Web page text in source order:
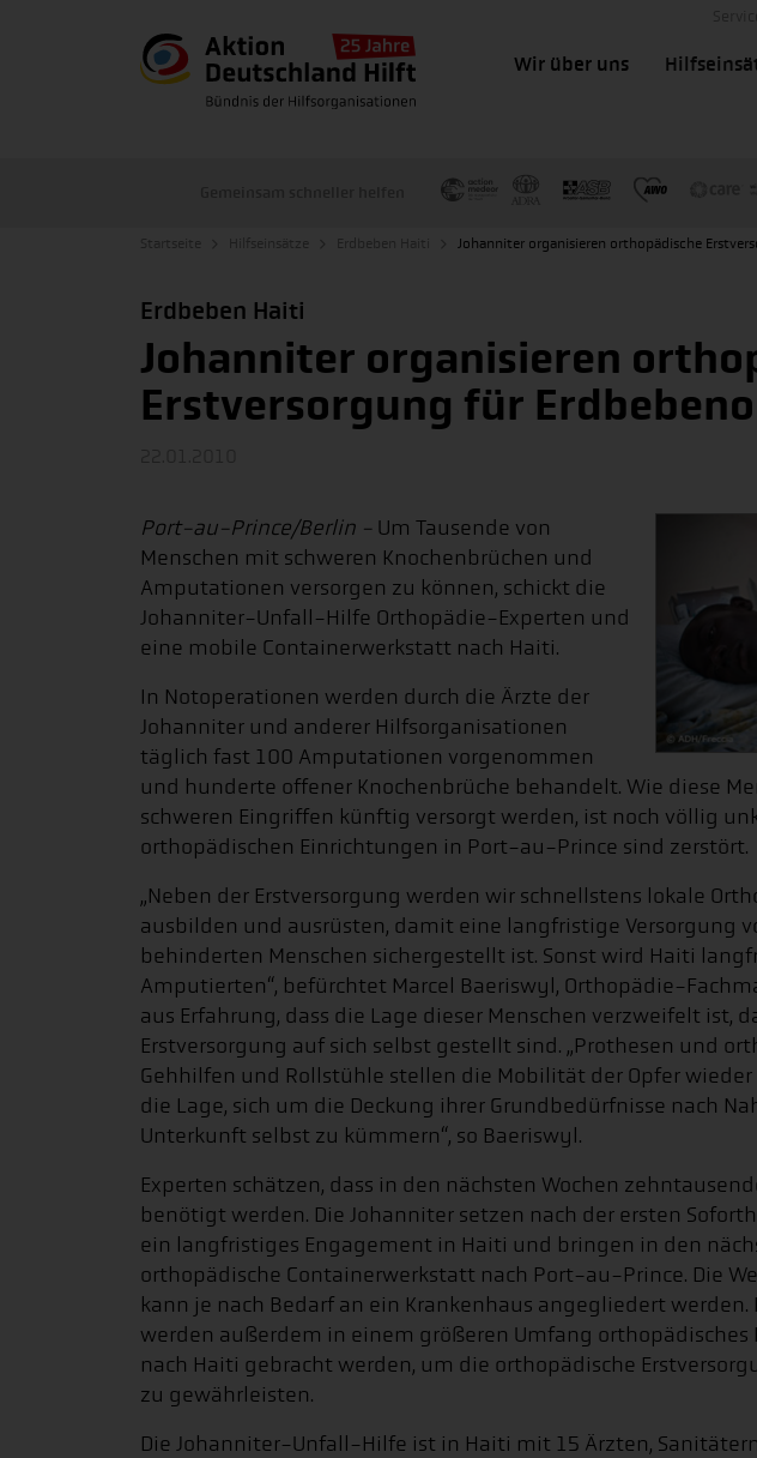
Wir über uns
Johanniter organisieren orthopädische
Erdbeben Haiti
Johanniter organisieren
Erstversorgung für
Port-au-Prince/Berlin - Um Tausende von
Menschen mit schweren Knochenbrüchen und
Amputationen versorgen zu können, schickt die
Johanniter-Unfall-Hilfe Orthopädie-Experten und
eine mobile Containerwerkstatt nach Haiti.
In Notoperationen werden durch die Ärzte der
Johanniter und anderer Hilfsorganisationen
täglich fast 100 Amputationen vorgenommen
und hunderte offener Knochenbrüche behandelt. Wie diese
schweren Eingriffen künftig versorgt werden, ist noch völlig
orthopädischen Einrichtungen in Port-au-Prince sind zerstört.
„Neben der Erstversorgung werden wir schnellstens lokale
ausbilden und ausrüsten, damit eine langfristige Versorgung
behinderten Menschen sichergestellt ist. Sonst wird Haiti
Amputierten“, befürchtet Marcel Baeriswyl, Orthopädie-
aus Erfahrung, dass die Lage dieser Menschen verzweifelt ist,
Erstversorgung auf sich selbst gestellt sind. „Prothesen und
Gehhilfen und Rollstühle stellen die Mobilität der Opfer
die Lage, sich um die Deckung ihrer Grundbedürfnisse nach
Unterkunft selbst zu kümmern“, so Baeriswyl.
Experten schätzen, dass in den nächsten Wochen
benötigt werden. Die Johanniter setzen nach der ersten
ein langfristiges Engagement in Haiti und bringen in den
orthopädische Containerwerkstatt nach Port-au-Prince. Die
kann je nach Bedarf an ein Krankenhaus angegliedert
werden außerdem in einem größeren Umfang
nach Haiti gebracht werden, um die orthopädische
zu gewährleisten.
Die Johanniter-Unfall-Hilfe ist in Haiti mit 15 Ärzten,